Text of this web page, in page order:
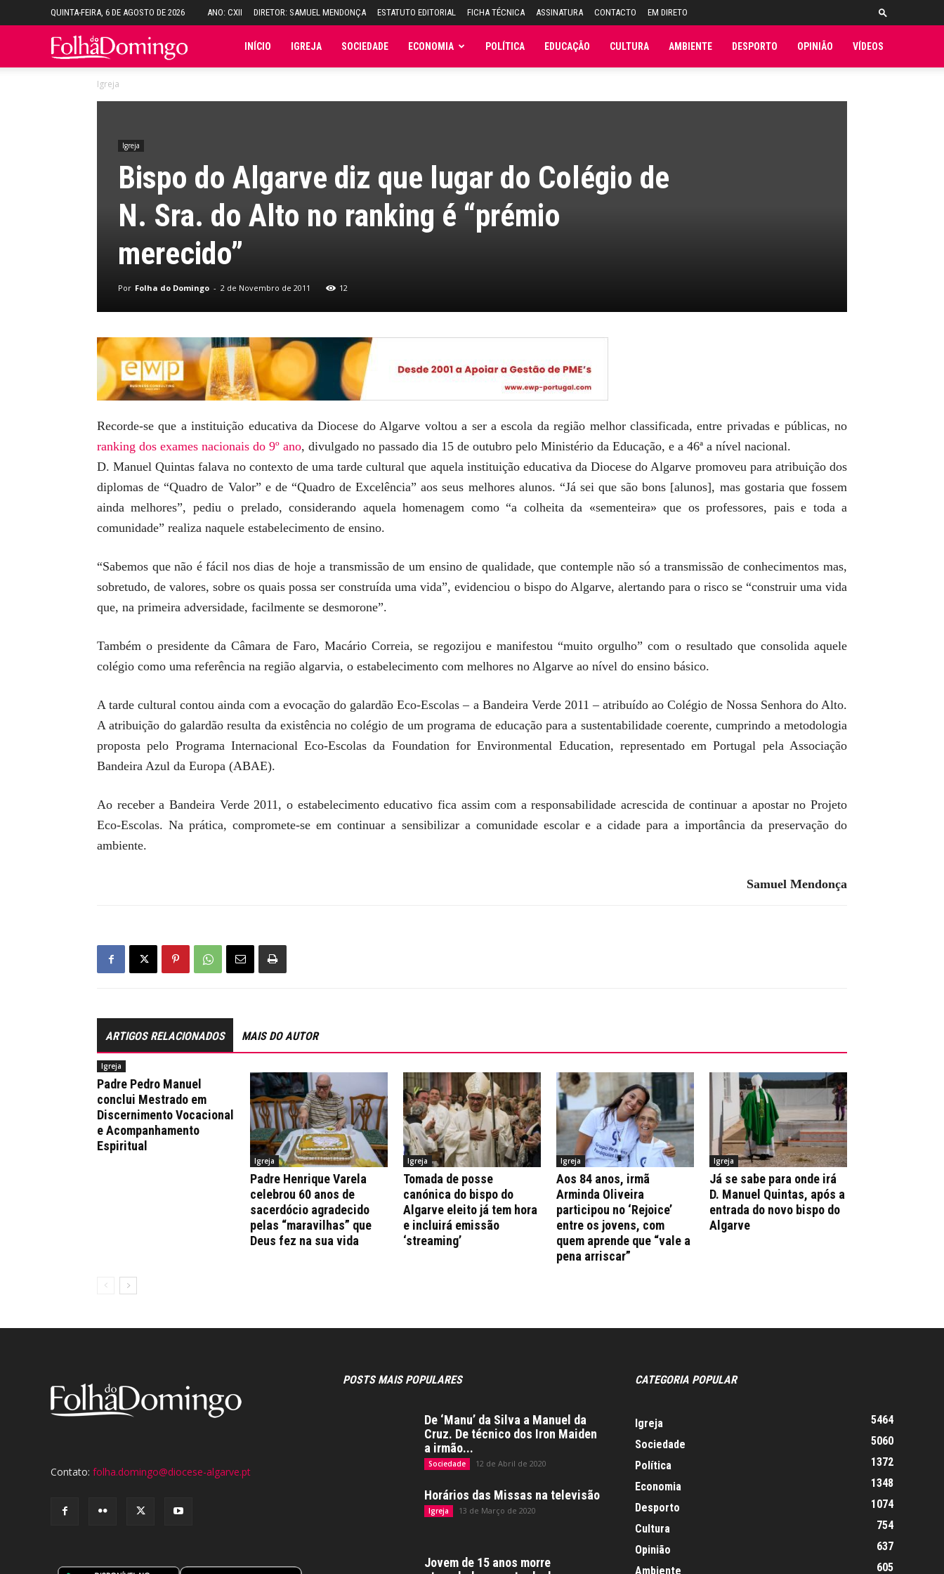
QUINTA-FEIRA, 6 DE AGOSTO DE 2026 ANO: CXII DIRETOR: SAMUEL MENDONÇA ESTATUTO EDITORIAL FICHA TÉCNICA ASSINATURA CONTACTO EM DIRETO
Folha INÍCIO IGREJA SOCIEDADE ECONOMIA POLÍTICA EDUCAÇÃO CULTURA AMBIENTE DESPORTO OPINIÃO VÍDEOS
Igreja
Igreja
Bispo do Algarve diz que lugar do Colégio de
N. Sra. do Alto no ranking é “prémio
merecido”
Por Folha do Domingo - 2 de Novembro de 2011 12
Recorde-se que a instituição educativa da Diocese do Algarve voltou a ser a escola da região melhor classificada, entre privadas e públicas, no
ranking dos exames nacionais do 9º ano, divulgado no passado dia 15 de outubro pelo Ministério da Educação, e a 46ª a nível nacional.
D. Manuel Quintas falava no contexto de uma tarde cultural que aquela instituição educativa da Diocese do Algarve promoveu para atribuição dos
diplomas de “Quadro de Valor” e de “Quadro de Excelência” aos seus melhores alunos. “Já sei que são bons [alunos], mas gostaria que fossem
ainda melhores”, pediu o prelado, considerando aquela homenagem como “a colheita da «sementeira» que os professores, pais e toda a
comunidade” realiza naquele estabelecimento de ensino.
“Sabemos que não é fácil nos dias de hoje a transmissão de um ensino de qualidade, que contemple não só a transmissão de conhecimentos mas,
sobretudo, de valores, sobre os quais possa ser construída uma vida”, evidenciou o bispo do Algarve, alertando para o risco se “construir uma vida
que, na primeira adversidade, facilmente se desmorone”.
Também o presidente da Câmara de Faro, Macário Correia, se regozijou e manifestou “muito orgulho” com o resultado que consolida aquele
colégio como uma referência na região algarvia, o estabelecimento com melhores no Algarve ao nível do ensino básico.
A tarde cultural contou ainda com a evocação do galardão Eco-Escolas – a Bandeira Verde 2011 – atribuído ao Colégio de Nossa Senhora do Alto.
A atribuição do galardão resulta da existência no colégio de um programa de educação para a sustentabilidade coerente, cumprindo a metodologia
proposta pelo Programa Internacional Eco-Escolas da Foundation for Environmental Education, representado em Portugal pela Associação
Bandeira Azul da Europa (ABAE).
Ao receber a Bandeira Verde 2011, o estabelecimento educativo fica assim com a responsabilidade acrescida de continuar a apostar no Projeto
Eco-Escolas. Na prática, compromete-se em continuar a sensibilizar a comunidade escolar e a cidade para a importância da preservação do
ambiente.
Samuel Mendonça
ARTIGOS RELACIONADOS MAIS DO AUTOR
Igreja
Padre Pedro Manuel
conclui Mestrado em
Discernimento Vocacional
e Acompanhamento
Espiritual
Igreja
Padre Henrique Varela
celebrou 60 anos de
sacerdócio agradecido
pelas “maravilhas” que
Deus fez na sua vida
Igreja
Tomada de posse
canónica do bispo do
Algarve eleito já tem hora
e incluirá emissão
‘streaming’
Igreja
Aos 84 anos, irmã
Arminda Oliveira
participou no ‘Rejoice’
entre os jovens, com
quem aprende que “vale a
pena arriscar”
Igreja
Já se sabe para onde irá
D. Manuel Quintas, após a
entrada do novo bispo do
Algarve
Contato: folha.domingo@diocese-algarve.pt
POSTS MAIS POPULARES
De ‘Manu’ da Silva a Manuel da
Cruz. De técnico dos Iron Maiden
a irmão...
Sociedade 12 de Abril de 2020
Horários das Missas na televisão
Igreja 13 de Março de 2020
Jovem de 15 anos morre
CATEGORIA POPULAR
Igreja
5464
Sociedade
5060
Política
1372
Economia
1348
Desporto
1074
Cultura
754
Opinião
637
Ambiente
605